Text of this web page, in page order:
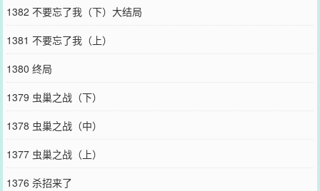
1382 不要忘了我（下）大结局
1381 不要忘了我（上）
1380 终局
1379 虫巢之战（下）
1378 虫巢之战（中）
1377 虫巢之战（上）
1376 杀招来了